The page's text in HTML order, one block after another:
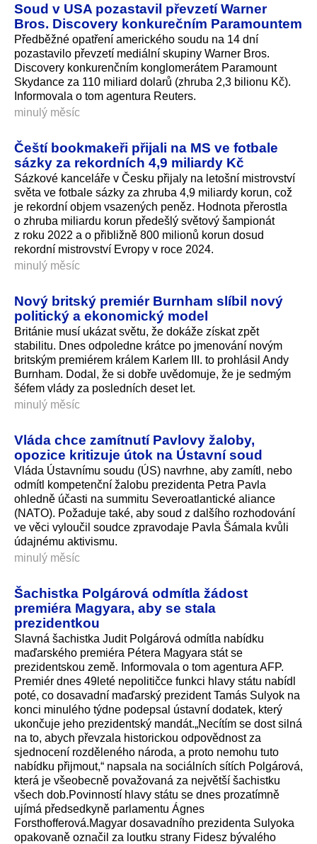
Soud v USA pozastavil převzetí Warner
Bros. Discovery konkurečním Paramountem
Předběžné opatření amerického soudu na 14 dní
pozastavilo převzetí mediální skupiny Warner Bros.
Discovery konkurenčním konglomerátem Paramount
Skydance za 110 miliard dolarů (zhruba 2,3 bilionu Kč).
Informovala o tom agentura Reuters.
minulý měsíc
Čeští bookmakeři přijali na MS ve fotbale
sázky za rekordních 4,9 miliardy Kč
Sázkové kanceláře v Česku přijaly na letošní mistrovství
světa ve fotbale sázky za zhruba 4,9 miliardy korun, což
je rekordní objem vsazených peněz. Hodnota přerostla
o zhruba miliardu korun předešlý světový šampionát
z roku 2022 a o přibližně 800 milionů korun dosud
rekordní mistrovství Evropy v roce 2024.
minulý měsíc
Nový britský premiér Burnham slíbil nový
politický a ekonomický model
Británie musí ukázat světu, že dokáže získat zpět
stabilitu. Dnes odpoledne krátce po jmenování novým
britským premiérem králem Karlem III. to prohlásil Andy
Burnham. Dodal, že si dobře uvědomuje, že je sedmým
šéfem vlády za posledních deset let.
minulý měsíc
Vláda chce zamítnutí Pavlovy žaloby,
opozice kritizuje útok na Ústavní soud
Vláda Ústavnímu soudu (ÚS) navrhne, aby zamítl, nebo
odmítl kompetenční žalobu prezidenta Petra Pavla
ohledně účasti na summitu Severoatlantické aliance
(NATO). Požaduje také, aby soud z dalšího rozhodování
ve věci vyloučil soudce zpravodaje Pavla Šámala kvůli
údajnému aktivismu.
minulý měsíc
Šachistka Polgárová odmítla žádost
premiéra Magyara, aby se stala
prezidentkou
Slavná šachistka Judit Polgárová odmítla nabídku
maďarského premiéra Pétera Magyara stát se
prezidentskou země. Informovala o tom agentura AFP.
Premiér dnes 49leté nepolitičce funkci hlavy státu nabídl
poté, co dosavadní maďarský prezident Tamás Sulyok na
konci minulého týdne podepsal ústavní dodatek, který
ukončuje jeho prezidentský mandát.„Necítím se dost silná
na to, abych převzala historickou odpovědnost za
sjednocení rozděleného národa, a proto nemohu tuto
nabídku přijmout,“ napsala na sociálních sítích Polgárová,
která je všeobecně považovaná za největší šachistku
všech dob.Povinností hlavy státu se dnes prozatímně
ujímá předsedkyně parlamentu Ágnes
Forsthofferová­.Magyar dosavadního prezidenta Sulyoka
opakovaně označil za loutku strany Fidesz bývalého